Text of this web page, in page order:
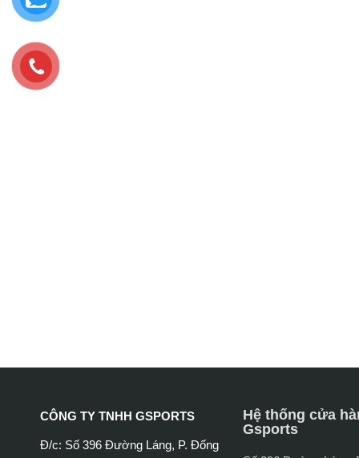
CÔNG TY TNHH GSPORTS
Đ/c: Số 396 Đường Láng, P. Đống
Hệ thống cửa
Gsports